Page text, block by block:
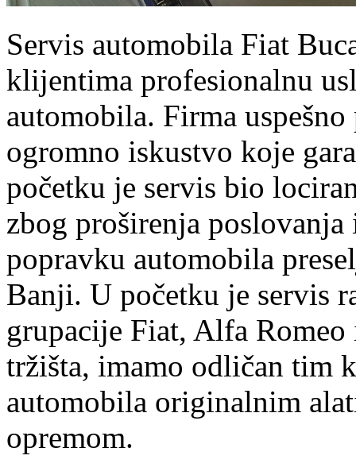
Servis automobila Fiat
klijentima profesionalnu
automobila. Firma
ogromno iskustvo koje
početku je servis bio
zbog proširenja poslovanja
popravku automobila
Banji. U početku je servis
grupacije Fiat, Alfa
tržišta, imamo odličan tim
automobila originalnim
opremom.